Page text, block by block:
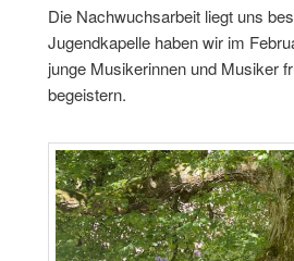
Die Nachwuchsarbeit liegt uns
Jugendkapelle haben wir im
junge Musikerinnen und Musiker
begeistern.